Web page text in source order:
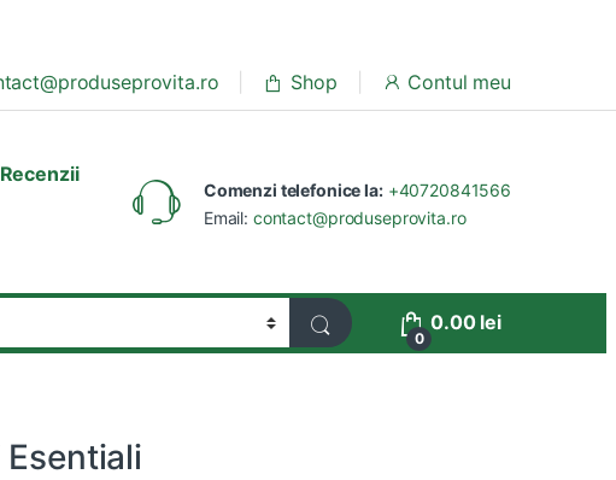
Shop Contul meu
Recenzii
Comenzi telefonice la: +40720841566
Email: contact@produseprovita.ro
0
0.00 lei